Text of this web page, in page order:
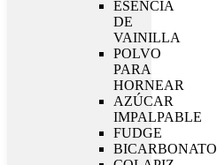
ESENCIA
DE
VAINILLA
POLVO
PARA
HORNEAR
AZÚCAR
IMPALPABLE
FUDGE
BICARBONATO